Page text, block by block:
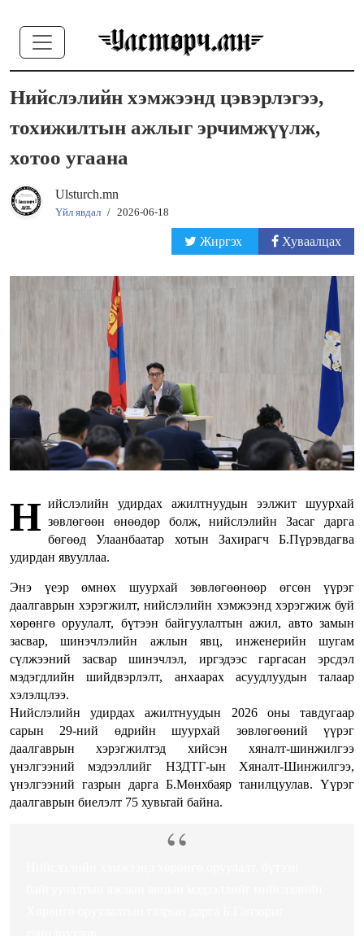
Нийслэлийн хэмжээнд цэвэрлэгээ,
тохижилтын ажлыг эрчимжүүлж,
хотоо угаана
Ulsturch.mn
Үйл явдал / 2026-06-18
Жиргэх Хуваалцах
Н ийслэлийн удирдах ажилтнуудын ээлжит шуурхай
зөвлөгөөн өнөөдөр болж, нийслэлийн Засаг дарга
бөгөөд Улаанбаатар хотын Захирагч Б.Пүрэвдагва
удирдан явууллаа.
Энэ үеэр өмнөх шуурхай зөвлөгөөнөөр өгсөн үүрэг
даалгаврын хэрэгжилт, нийслэлийн хэмжээнд хэрэгжиж буй
хөрөнгө оруулалт, бүтээн байгуулалтын ажил, авто замын
засвар, шинэчлэлийн ажлын явц, инженерийн шугам
сүлжээний засвар шинэчлэл, иргэдээс гаргасан эрсдэл
мэдэгдлийн шийдвэрлэлт, анхаарах асуудлуудын талаар
хэлэлцлээ.
Нийслэлийн удирдах ажилтнуудын 2026 оны тавдугаар
сарын 29-ний өдрийн шуурхай зөвлөгөөний үүрэг
даалгаврын хэрэгжилтэд хийсэн хяналт-шинжилгээ
үнэлгээний мэдээллийг НЗДТГ-ын Хяналт-Шинжилгээ,
үнэлгээний газрын дарга Б.Мөнхбаяр танилцуулав. Үүрэг
даалгаврын биелэлт 75 хувьтай байна.